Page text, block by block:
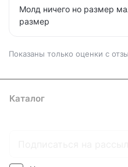
Молд ничего но размер
размер
Показаны только оценки с
Каталог